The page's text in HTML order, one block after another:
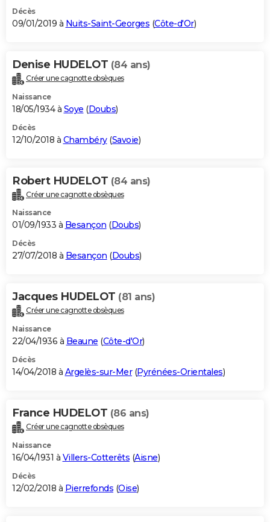
Décès
09/01/2019 à Nuits-Saint-Georges (Côte-d'Or)
Denise HUDELOT (84 ans)
Créer une cagnotte obsèques
Naissance
18/05/1934 à Soye (Doubs)
Décès
12/10/2018 à Chambéry(Savoie)
Robert HUDELOT (84 ans)
Créer une cagnotte obsèques
Naissance
01/09/1933 à Besançon (Doubs)
Décès
27/07/2018 à Besançon (Doubs)
Jacques HUDELOT (81 ans)
Créer une cagnotte obsèques
Naissance
22/04/1936 à Beaune (Côte-d'Or)
Décès
14/04/2018 à Argelès-sur-Mer(Pyrénées-Orientales)
France HUDELOT (86 ans)
Créer une cagnotte obsèques
Naissance
16/04/1931 à Villers-Cotterêts (Aisne)
Décès
12/02/2018 à Pierrefonds (Oise)